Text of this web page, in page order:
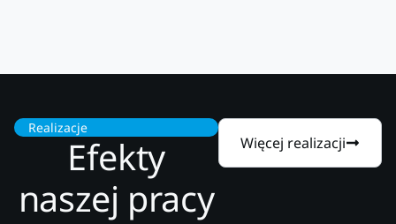
Realizacje
Efekty
naszej pracy
Więcej realizacji